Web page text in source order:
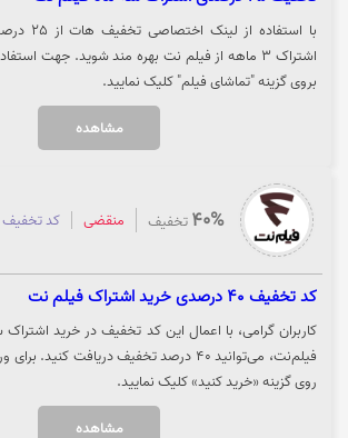
با
اشتراک 3 ماهه از فیلم نت بهره مند شوید. جهت
بروی گزینه "تماشای فیلم" کلیک نمایید.
مشاهده
40% تخفیف منقضی کد تخفیف
کد تخفیف 40 درصدی خرید اشتراک فیلم نت
کاربران گرامی، با اعمال این کد تخفیف در خرید
فیلم‌نت، می‌توانید ۴۰ درصد تخفیف دریافت
روی گزینه «خرید کنید» کلیک نمایید.
مشاهده